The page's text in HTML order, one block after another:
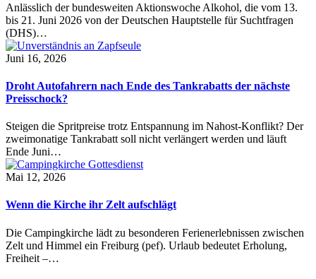
Anlässlich der bundesweiten Aktionswoche Alkohol, die vom 13.
bis 21. Juni 2026 von der Deutschen Hauptstelle für Suchtfragen
(DHS)…
Juni 16, 2026
Droht Autofahrern nach Ende des Tankrabatts der nächste
Preisschock?
Steigen die Spritpreise trotz Entspannung im Nahost-Konflikt? Der
zweimonatige Tankrabatt soll nicht verlängert werden und läuft
Ende Juni…
Mai 12, 2026
Wenn die Kirche ihr Zelt aufschlägt
Die Campingkirche lädt zu besonderen Ferienerlebnissen zwischen
Zelt und Himmel ein Freiburg (pef). Urlaub bedeutet Erholung,
Freiheit –…